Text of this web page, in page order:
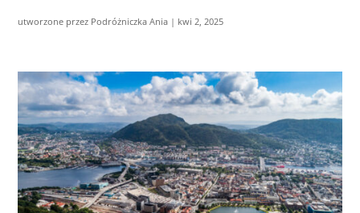
utworzone przez Podróżniczka Ania | kwi 2, 2025